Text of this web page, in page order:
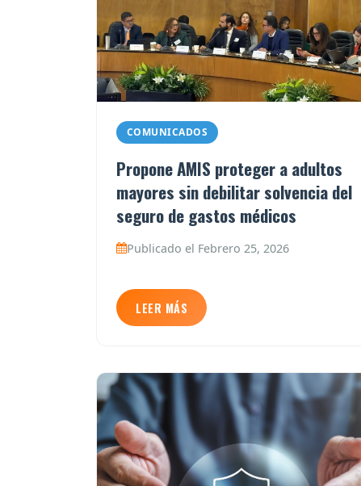
COMUNICADOS
Propone AMIS proteger a adultos
mayores sin debilitar solvencia del
seguro de gastos médicos
Publicado el Febrero 25, 2026
LEER MÁS